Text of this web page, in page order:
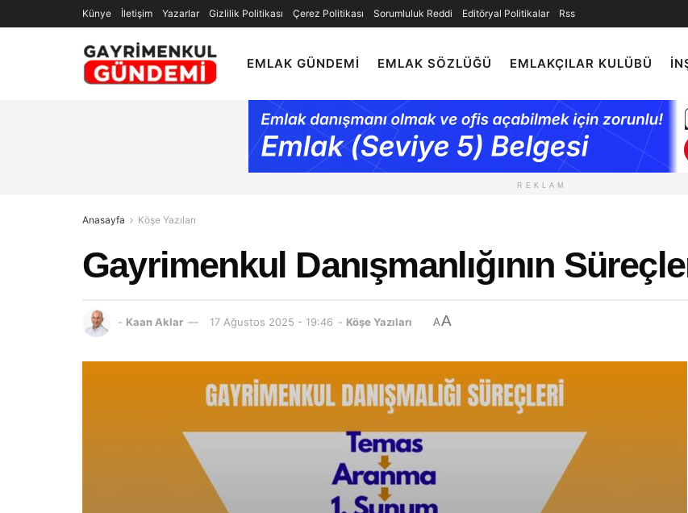
Künye İletişim Yazarlar Gizlilik Politikası Çerez Politikası Sorumluluk Reddi Editöryal Politikalar Rss
EMLAK GÜNDEMI EMLAK SÖZLÜĞÜ EMLAKÇILAR KULÜBÜ
REKLAM
Anasayfa Köşe Yazıları
Gayrimenkul Danışmanlığının
- Kaan Aklar 17 Ağustos 2025 - 19:46 - Köşe Yazıları AA